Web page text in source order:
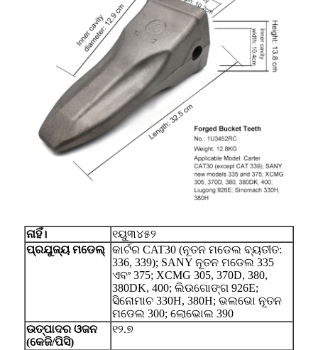
ନାହିଁ।
୧ୟୁ୩୪୫୨
ପ୍ରଯୁଜ୍ୟ ମଡେଲ୍ କାର୍ଟର CAT30 (ନୂତନ ମଡେଲ ବ୍ୟତୀତ:
336, 339); SANY ନୂତନ ମଡେଲ 335
ଏବଂ 375; XCMG 305, 370D, 380,
380DK, 400; ଲିଉଗୋଙ୍ଗ 926E;
ସିନୋମାଚ 330H, 380H; ଭଲଭୋ ନୂତନ
ମଡେଲ 300; ଲୋଭୋଲ 390
ଉତ୍ପାଦର ଓଜନ
(କେଜି/ପିସି)
୧୨.୭